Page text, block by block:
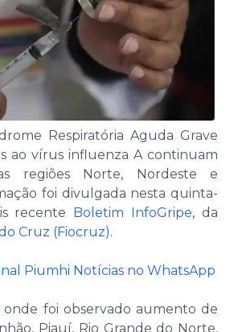
Respiratória Aguda Grave
ao vírus influenza A continuam
regiões Norte, Nordeste e
foi divulgada nesta quinta-
recente Boletim InfoGripe, da
Cruz (Fiocruz).
Piumhi Notícias no WhatsApp
onde foi observado aumento de
Piauí, Rio Grande do Norte,